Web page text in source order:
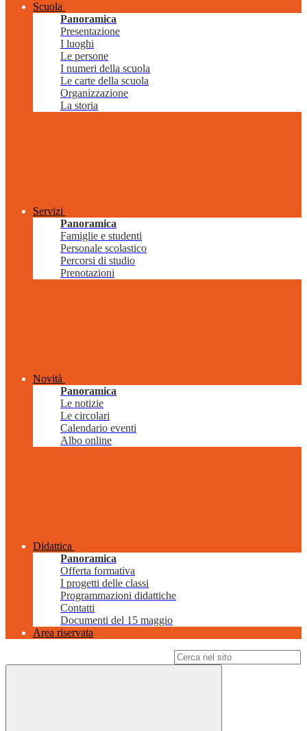
Scuola
Panoramica
Presentazione
I luoghi
Le persone
I numeri della scuola
Le carte della scuola
Organizzazione
La storia
Servizi
Panoramica
Famiglie e studenti
Personale scolastico
Percorsi di studio
Prenotazioni
Novità
Panoramica
Le notizie
Le circolari
Calendario eventi
Albo online
Didattica
Panoramica
Offerta formativa
I progetti delle classi
Programmazioni didattiche
Contatti
Documenti del 15 maggio
Area riservata